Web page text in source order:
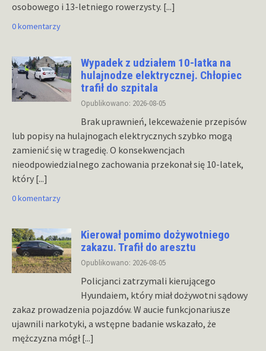
osobowego i 13-letniego rowerzysty. [...]
0 komentarzy
Wypadek z udziałem 10-latka na
hulajnodze elektrycznej. Chłopiec
trafił do szpitala
Opublikowano: 2026-08-05
Brak uprawnień, lekceważenie przepisów
lub popisy na hulajnogach elektrycznych szybko mogą
zamienić się w tragedię. O konsekwencjach
nieodpowiedzialnego zachowania przekonał się 10-latek,
który [...]
0 komentarzy
Kierował pomimo dożywotniego
zakazu. Trafił do aresztu
Opublikowano: 2026-08-05
Policjanci zatrzymali kierującego
Hyundaiem, który miał dożywotni sądowy
zakaz prowadzenia pojazdów. W aucie funkcjonariusze
ujawnili narkotyki, a wstępne badanie wskazało, że
mężczyzna mógł[...]